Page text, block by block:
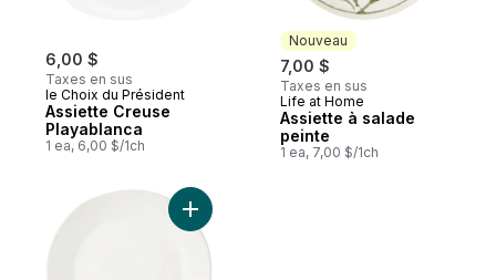
6,00 $
Taxes en sus
le Choix du Président
Assiette Creuse
Playablanca
1 ea, 6,00 $/1ch
Nouveau
7,00 $
Taxes en sus
Nouveau
Life at Home
Assiette à salade
peinte
1 ea, 7,00 $/1ch
Ajouter Assiette plate Héritage au panier